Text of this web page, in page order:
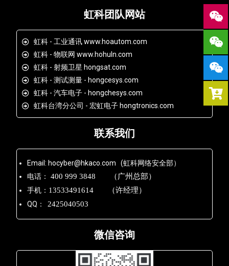
虹科团队网站
虹科 - 工业通讯 www.hoautom.com
虹科 - 物联网 www.hohuln.com
虹科 - 射频卫星 hongsat.com
虹科 - 测试测量 - hongcesys.com
虹科 - 汽车电子 - hongchesys.com
虹科台湾分公司 - 宏虹电子 hongtronics.com
联系我们
Email: hocyber@hkaco.com (虹科网络安全部）
电话：
400 999 3848 （广州总部）
手机： 13533491614 （许经理）
QQ： 2425040503
微信咨询